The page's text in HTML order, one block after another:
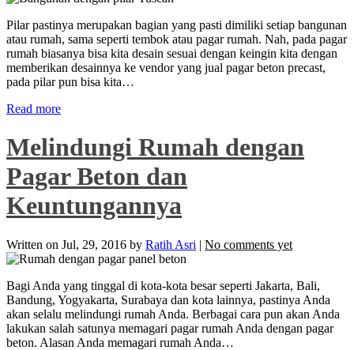
Pilar pastinya merupakan bagian yang pasti dimiliki setiap bangunan
atau rumah, sama seperti tembok atau pagar rumah. Nah, pada pagar
rumah biasanya bisa kita desain sesuai dengan keingin kita dengan
memberikan desainnya ke vendor yang jual pagar beton precast,
pada pilar pun bisa kita…
Read more
Melindungi Rumah dengan
Pagar Beton dan
Keuntungannya
Written on Jul, 29, 2016 by Ratih Asri | No comments yet
Bagi Anda yang tinggal di kota-kota besar seperti Jakarta, Bali,
Bandung, Yogyakarta, Surabaya dan kota lainnya, pastinya Anda
akan selalu melindungi rumah Anda. Berbagai cara pun akan Anda
lakukan salah satunya memagari pagar rumah Anda dengan pagar
beton. Alasan Anda memagari rumah Anda…